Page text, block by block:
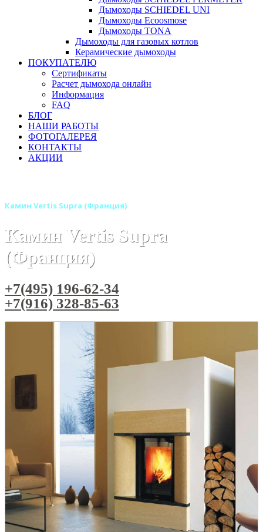
Дымоходы SCHIEDEL UNI
Дымоходы Ecoosmose
Дымоходы TONA
Дымоходы для газовых котлов
Керамические дымоходы
ПОКУПАТЕЛЮ
Сертификаты
Расчет дымохода онлайн
Информация
FAQ
БЛОГ
НАШИ РАБОТЫ
ФОТОГАЛЕРЕЯ
КОНТАКТЫ
АКЦИИ
Камин Vertis Supra (Франция)
Камин Vertis Supra
(Франция)
+7(495) 196-62-34
+7(916) 328-85-63